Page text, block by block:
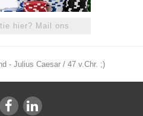
hier? Mail ons
- Julius Caesar / 47 v.Chr. ;)